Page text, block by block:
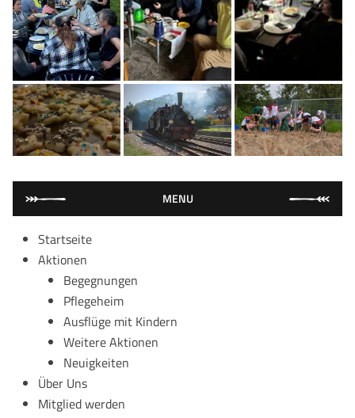
MENU
Startseite
Aktionen
Begegnungen
Pflegeheim
Ausflüge mit Kindern
Weitere Aktionen
Neuigkeiten
Über Uns
Mitglied werden